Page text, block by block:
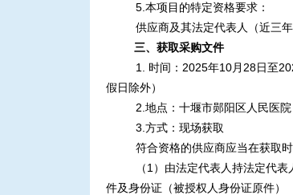
5.本项目的特定资格要求：
供应商及其法定代表人（近三
三、获取采购文件
1. 时间：2025年10月28日至
假日除外）
2.地点：十堰市郧阳区人民医院
3.方式：现场获取
符合资格的供应商应当在获取
（1）由法定代表人持法定代
件及身份证（被授权人身份证原件）